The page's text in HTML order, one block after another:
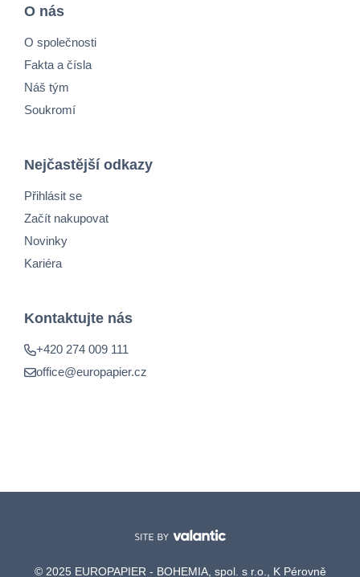
O nás
O společnosti
Fakta a čísla
Náš tým
Soukromí
Nejčastější odkazy
Přihlásit se
Začít nakupovat
Novinky
Kariéra
Kontaktujte nás
+420 274 009 111
office@europapier.cz
© 2025 EUROPAPIER - BOHEMIA, spol. s r.o., K Pérovně